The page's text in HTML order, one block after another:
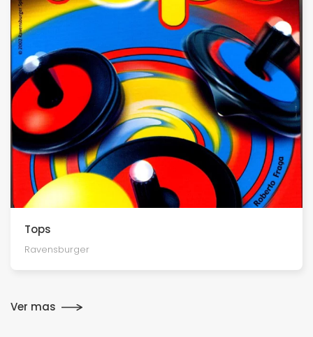
Tops
Ravensburger
Ver mas